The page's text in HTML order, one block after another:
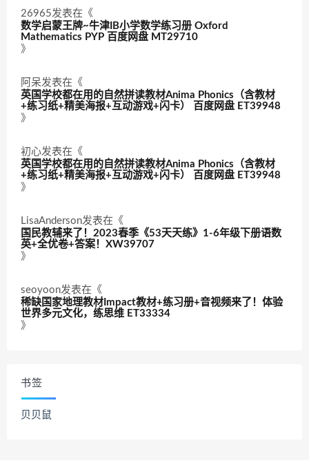
26965发表在《
数学启蒙王牌~牛津IB小学数学练习册 Oxford
Mathematics PYP 百度网盘 MT29710
》
阿呆发表在《
英国学校都在用的自然拼读教材Anima Phonics（含教材
+练习纸+精美海报+互动游戏+闪卡） 百度网盘 ET39948
》
初心发表在《
英国学校都在用的自然拼读教材Anima Phonics（含教材
+练习纸+精美海报+互动游戏+闪卡） 百度网盘 ET39948
》
LisaAnderson发表在《
国民教辅来了！2023春季《53天天练》1-6年级下册语数
英+全优卷+答案！XW39707
》
seoyoon发表在《
稀缺国家地理教材Impact教材+练习册+音视频来了！体验
世界多元文化，练思维 ET33334
》
书签
贝贝鼠